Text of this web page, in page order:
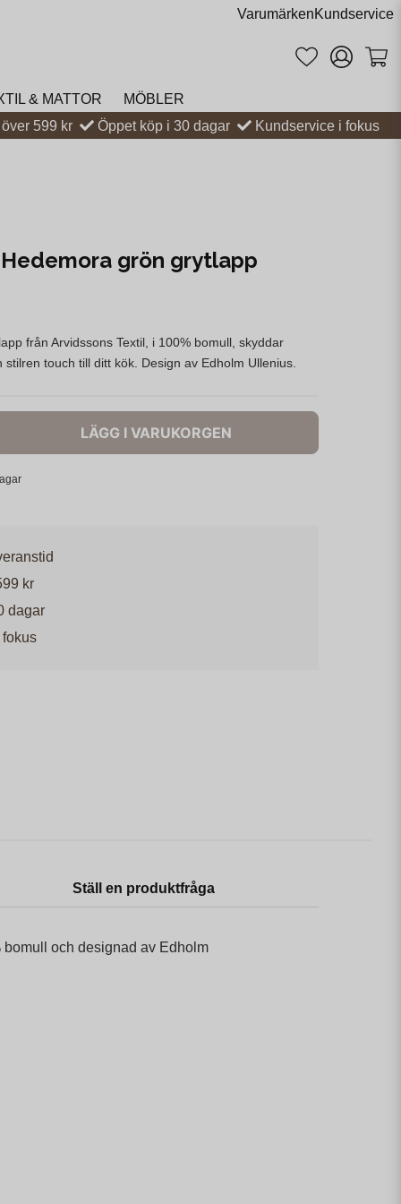
VarumärkenKundservice
& MATTOR
MÖBLER
599 kr
Öppet köp i 30 dagar Kundservice i fokus
grön grytlapp
från Arvidssons Textil, i 100% bomull, skyddar
touch till ditt kök. Design av Edholm Ullenius.
LÄGG I VARUKORGEN
kr
dagar
Ställ en produktfråga
och designad av Edholm